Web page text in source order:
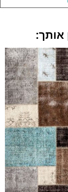
אותך: